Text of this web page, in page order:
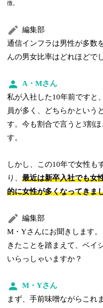
徴。
編集部
通信インフラは男性が多数
んの男女比率はどれほどで
A・Mさん
私が入社した10年前ですと
員が多く、どちらかという
す。今も割合で言うと3割
す。
しかし、この10年で女性も
り、最近は新卒入社でも女
的に女性が多くなってきま
編集部
M・Yさんにお聞きします
きたことを踏まえて、ベイ
いらっしゃいますか？
M・Yさん
まず、手前味噌ながらこれ